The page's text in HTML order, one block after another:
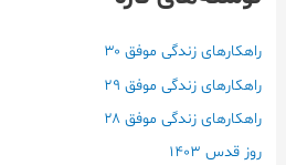
ر
ی
راهکارهای زندگی موفق ۳۰
راهکارهای زندگی موفق ۲۹
راهکارهای زندگی موفق ۲۸
روز قدس ۱۴۰3